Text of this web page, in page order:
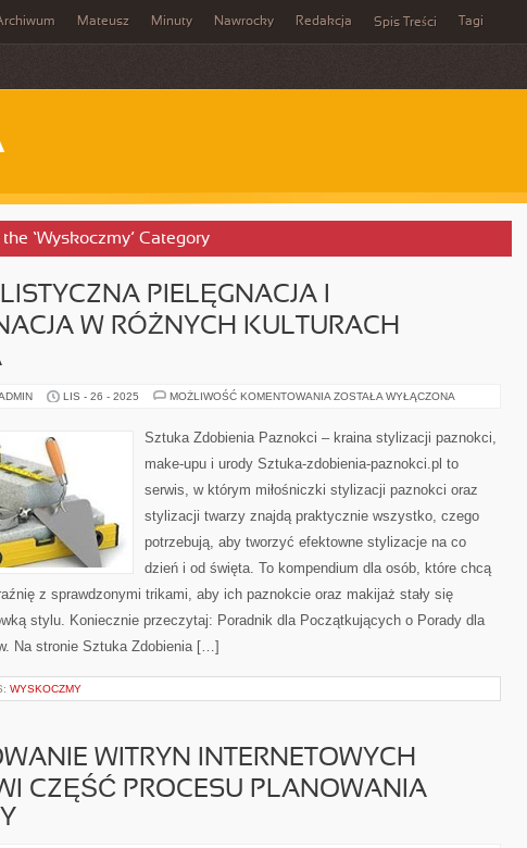
Mateusz Minuty Nawrocky Redakcja Spis Treści Tagi
‘Wyskoczmy’ Category
PIELĘGNACJA I
W RÓŻNYCH KULTURACH
LIS - 26 - 2025 MOŻLIWOŚĆ KOMENTOWANIA MINIMALISTYCZNA
PIELĘGNACJA
W
KULTURACH
ZOSTAŁA WYŁĄCZONA
Sztuka Zdobienia Paznokci – kraina stylizacji paznokci,
make-upu i urody Sztuka-zdobienia-paznokci.pl to
serwis, w którym miłośniczki stylizacji paznokci oraz
stylizacji twarzy znajdą praktycznie wszystko, czego
potrzebują, aby tworzyć efektowne stylizacje na co
dzień i od święta. To kompendium dla osób, które chcą
z sprawdzonymi trikami, aby ich paznokcie oraz makijaż stały się
stylu. Koniecznie przeczytaj: Poradnik dla Początkujących o Porady dla
Na stronie Sztuka Zdobienia […]
WYSKOCZMY
WITRYN INTERNETOWYCH
CZĘŚĆ PROCESU PLANOWANIA